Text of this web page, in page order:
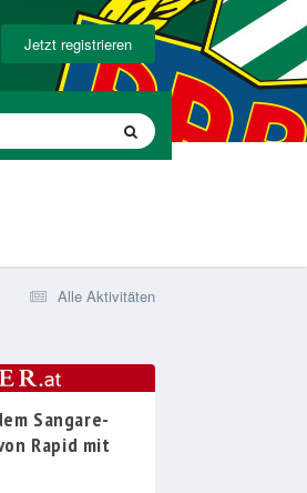
Jetzt registrieren
Alle Aktivitäten
Sangare-
Rapid mit